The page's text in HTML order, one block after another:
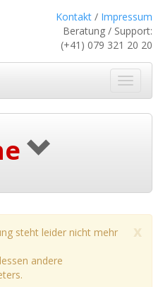
Kontakt / Impressum
Beratung / Support:
(+41) 079 321 20 20
ein-/
x
steht leider nicht mehr
andere